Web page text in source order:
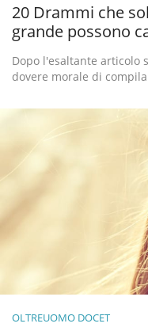
20 Drammi che
grande possono
Dopo l'esaltante articolo
dovere morale di
OLTREUOMO DOCET